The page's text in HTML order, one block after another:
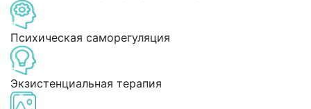
Психическая саморегуляция
Экзистенциальная терапия